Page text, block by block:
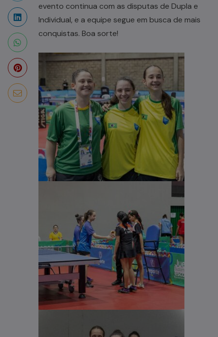
evento continua com as disputas de Dupla e
Individual, e a equipe segue em busca de mais
conquistas. Boa sorte!